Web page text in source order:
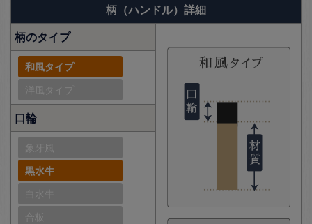
柄（ハンドル）詳細
柄のタイプ
和風タイプ
洋風タイプ
口輪
象牙風
黒水牛
白水牛
合板